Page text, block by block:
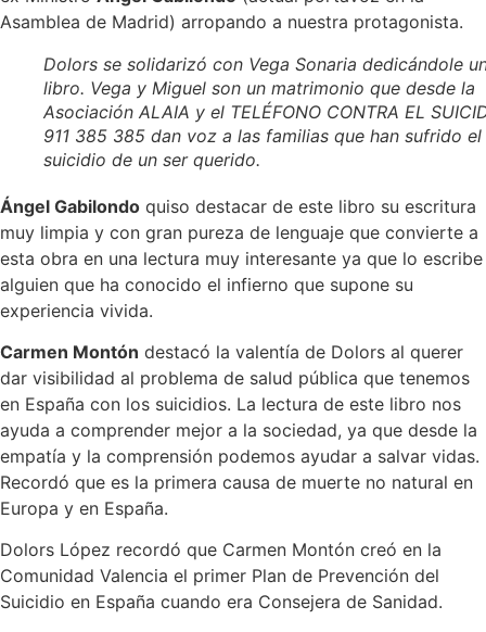
Asamblea de Madrid) arropando a nuestra protagonista.
Dolors se solidarizó con Vega Sonaria dedicándole
libro. Vega y Miguel son un matrimonio que desde la
Asociación ALAIA y el TELÉFONO CONTRA EL
911 385 385 dan voz a las familias que han sufrido el
suicidio de un ser querido.
Ángel Gabilondo quiso destacar de este libro su escritura
muy limpia y con gran pureza de lenguaje que convierte a
esta obra en una lectura muy interesante ya que lo escribe
alguien que ha conocido el infierno que supone su
experiencia vivida.
Carmen Montón destacó la valentía de Dolors al querer
dar visibilidad al problema de salud pública que tenemos
en España con los suicidios. La lectura de este libro nos
ayuda a comprender mejor a la sociedad, ya que desde la
empatía y la comprensión podemos ayudar a salvar vidas.
Recordó que es la primera causa de muerte no natural en
Europa y en España.
Dolors López recordó que Carmen Montón creó en la
Comunidad Valencia el primer Plan de Prevención del
Suicidio en España cuando era Consejera de Sanidad.